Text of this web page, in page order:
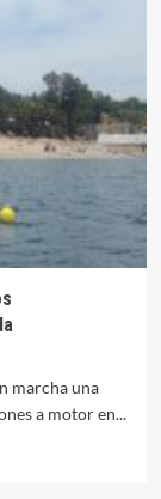
marcha una
a motor en...